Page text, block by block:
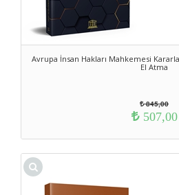
Avrupa İnsan Hakları Mahkemesi
El Atma
845,00
507,00